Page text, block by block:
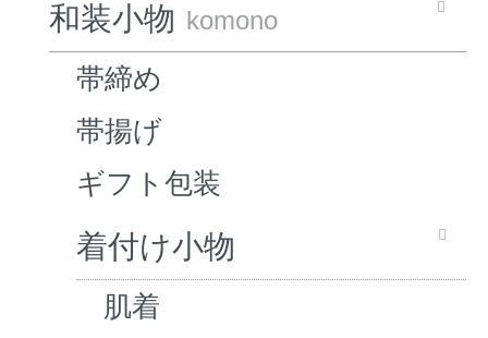
和装小物 komono
帯締め
帯揚げ
ギフト包装
着付け小物
肌着